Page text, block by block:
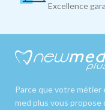
Excellence
Parce que votre métier
med plus vous